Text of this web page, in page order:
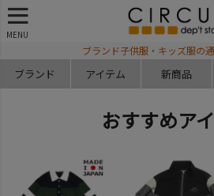
MENU
ブランド子供服・キッズ服の
ブランド アイテム 新商品
おすすめア